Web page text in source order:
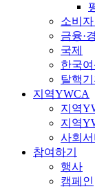
소비
금융·
국제
한국
탈핵
지역YWCA
지역
지역
사회
참여하기
행사
캠페인